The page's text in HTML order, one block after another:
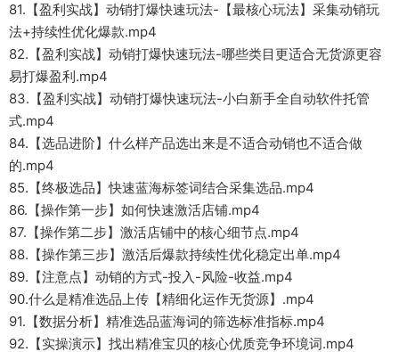
81.【盈利实战】动销打爆快速玩法-【最核心玩法】采集动销玩
法+持续性优化爆款.mp4
82.【盈利实战】动销打爆快速玩法-哪些类目更适合无货源更容
易打爆盈利.mp4
83.【盈利实战】动销打爆快速玩法-小白新手全自动软件托管
式.mp4
84.【选品进阶】什么样产品选出来是不适合动销也不适合做
的.mp4
85.【终极选品】快速蓝海标签词结合采集选品.mp4
86.【操作第一步】如何快速激活店铺.mp4
87.【操作第二步】激活店铺中的核心细节点.mp4
88.【操作第三步】激活后爆款持续性优化稳定出单.mp4
89.【注意点】动销的方式-投入-风险-收益.mp4
90.什么是精准选品上传【精细化运作无货源】.mp4
91.【数据分析】精准选品蓝海词的筛选标准指标.mp4
92.【实操演示】找出精准宝贝的核心优质竞争环境词.mp4